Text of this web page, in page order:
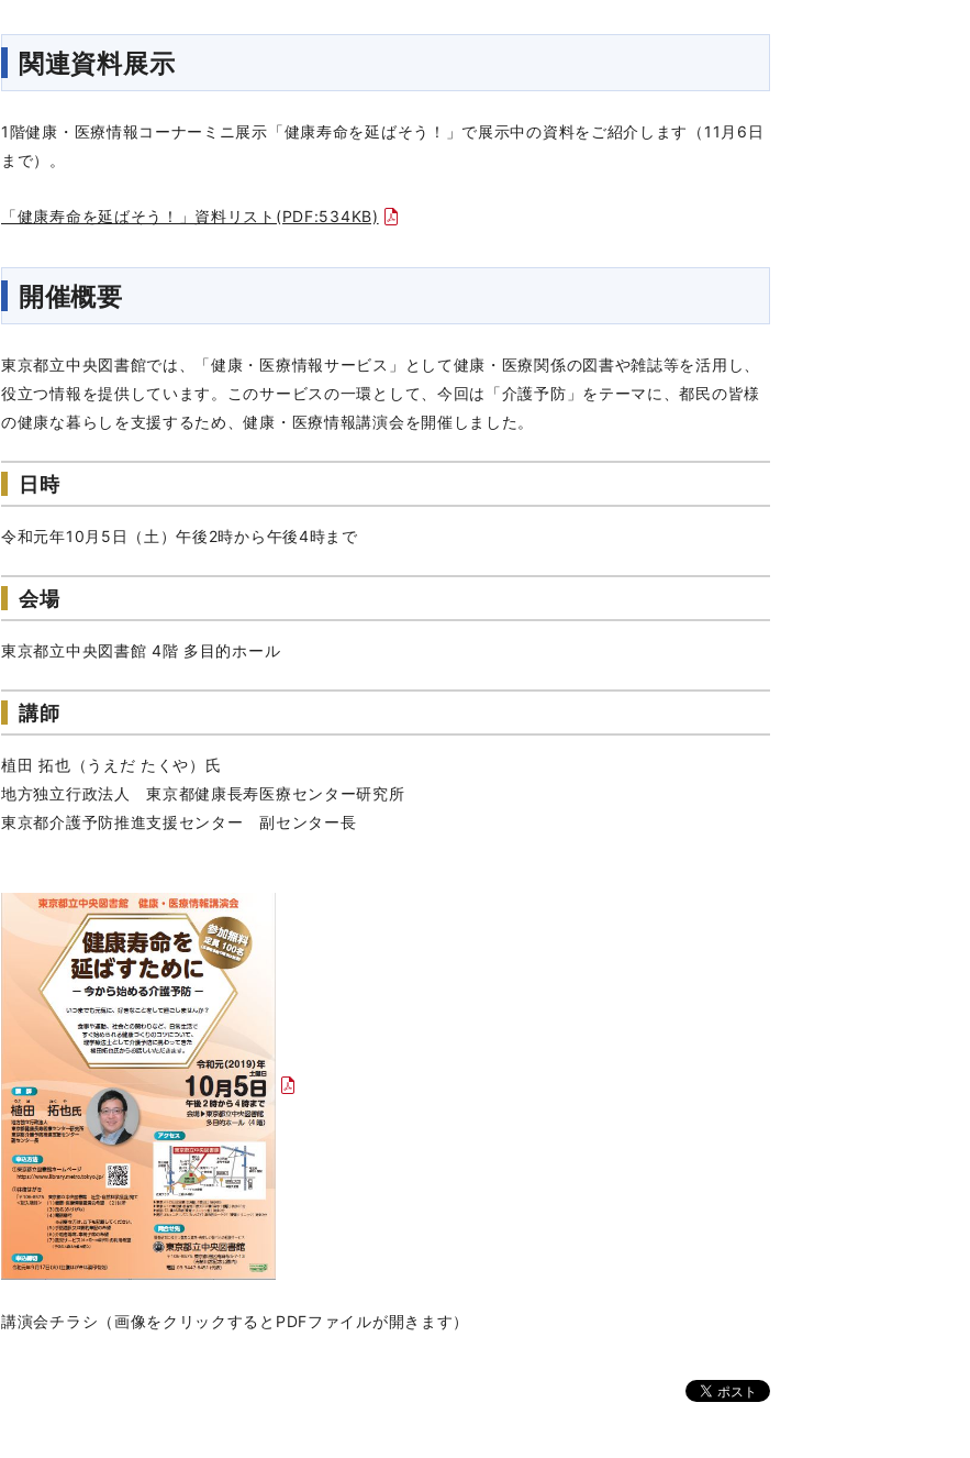
関連資料展示
1階健康・医療情報コーナーミニ展示「健康寿命を延ばそう！」で展示中の資料をご紹介します（11月6日
まで）。
「健康寿命を延ばそう！」資料リスト(PDF:534KB)
開催概要
東京都立中央図書館では、「健康・医療情報サービス」として健康・医療関係の図書や雑誌等を活用し、
役立つ情報を提供しています。このサービスの一環として、今回は「介護予防」をテーマに、都民の皆様
の健康な暮らしを支援するため、健康・医療情報講演会を開催しました。
日時
令和元年10月5日（土）午後2時から午後4時まで
会場
東京都立中央図書館 4階 多目的ホール
講師
植田 拓也（うえだ たくや）氏
地方独立行政法人 東京都健康長寿医療センター研究所
東京都介護予防推進支援センター 副センター長
講演会チラシ（画像をクリックするとPDFファイルが開きます）